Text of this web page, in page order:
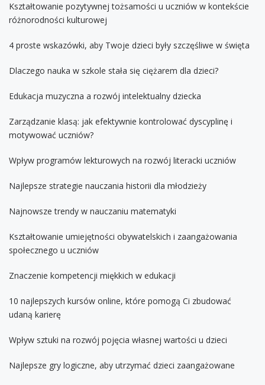
Kształtowanie pozytywnej tożsamości u uczniów w kontekście
różnorodności kulturowej
4 proste wskazówki, aby Twoje dzieci były szczęśliwe w święta
Dlaczego nauka w szkole stała się ciężarem dla dzieci?
Edukacja muzyczna a rozwój intelektualny dziecka
Zarządzanie klasą: jak efektywnie kontrolować dyscyplinę i
motywować uczniów?
Wpływ programów lekturowych na rozwój literacki uczniów
Najlepsze strategie nauczania historii dla młodzieży
Najnowsze trendy w nauczaniu matematyki
Kształtowanie umiejętności obywatelskich i zaangażowania
społecznego u uczniów
Znaczenie kompetencji miękkich w edukacji
10 najlepszych kursów online, które pomogą Ci zbudować
udaną karierę
Wpływ sztuki na rozwój pojęcia własnej wartości u dzieci
Najlepsze gry logiczne, aby utrzymać dzieci zaangażowane